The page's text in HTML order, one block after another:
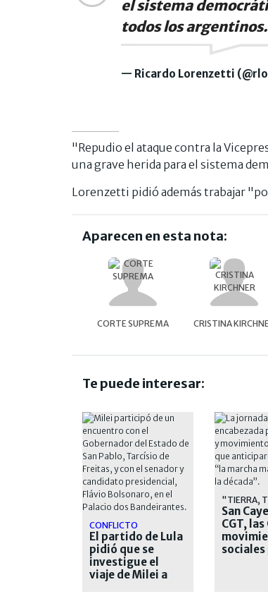
el sistema
todos los argentinos.
— Ricardo Lorenzetti
"Repudio el ataque contra la
una grave herida para el sistema
Lorenzetti pidió además trabajar
Aparecen en esta nota:
CORTE SUPREMA CRISTINA
Te puede interesar:
CONFLICTO
El partido de Lula
pidió que se
investigue el
viaje de Milei a
San
CGT, las